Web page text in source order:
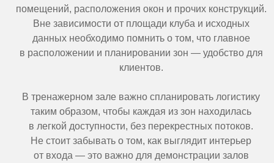
помещений, расположения окон и прочих конструкций.
Вне зависимости от площади клуба и исходных
данных необходимо помнить о том, что главное
в расположении и планировании зон — удобство для
клиентов.
В тренажерном зале важно спланировать логистику
таким образом, чтобы каждая из зон находилась
в легкой доступности, без перекрестных потоков.
Не стоит забывать о том, как выглядит интерьер
от входа — это важно для демонстрации залов